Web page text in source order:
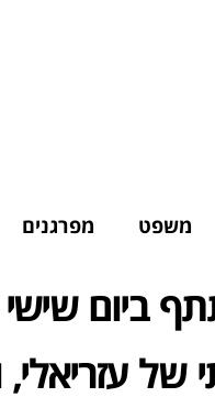
משפט מפרגנים
ביום שישי
עזריאלי,